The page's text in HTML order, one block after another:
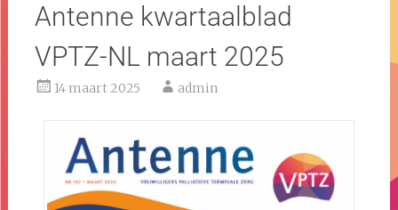
Antenne kwartaalblad
VPTZ-NL maart 2025
14 maart 2025 admin